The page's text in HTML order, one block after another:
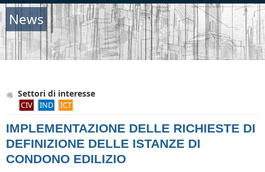
News
Settori di interesse
CIV IND ICT
IMPLEMENTAZIONE DELLE RICHIESTE DI
DEFINIZIONE DELLE ISTANZE DI
CONDONO EDILIZIO